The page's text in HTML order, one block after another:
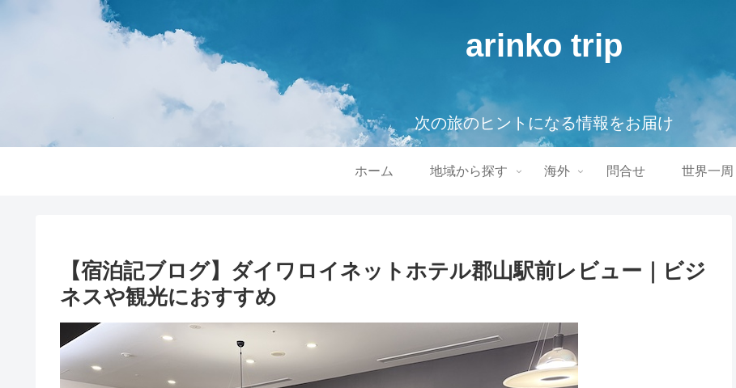
arinko trip
次の旅のヒントになる情報をお届け
ホーム 地域から探す 海外 問合せ 世界一周
【宿泊記ブログ】ダイワロイネットホテル郡山駅前レビュー｜ビジ
ネスや観光におすすめ